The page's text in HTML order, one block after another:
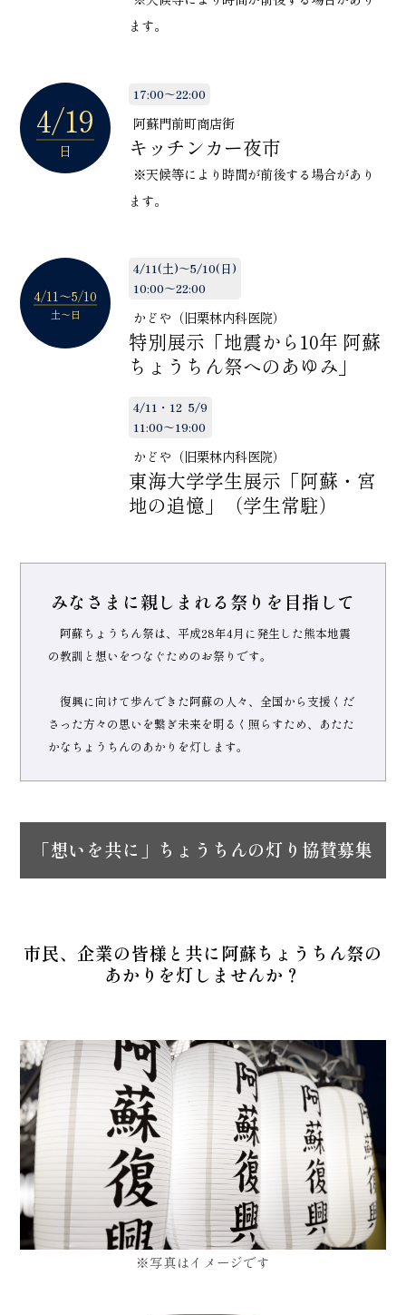
ます。
4/19
日
17:00～22:00
阿蘇門前町商店街
キッチンカー夜市
※天候等により時間が前後する場合があり
ます。
4/11〜5/10
土〜日
4/11(土)～5/10(日)
10:00～22:00
かどや（旧栗林内科医院）
特別展示「地震から10年 阿蘇
ちょうちん祭へのあゆみ」
4/11・12 5/9
11:00～19:00
かどや（旧栗林内科医院）
東海大学学生展示「阿蘇・宮
地の追憶」（学生常駐）
みなさまに親しまれる祭りを目指して
阿蘇ちょうちん祭は、平成28年4月に発生した熊本地震
の教訓と想いをつなぐためのお祭りです。
復興に向けて歩んできた阿蘇の人々、全国から支援くだ
さった方々の思いを繋ぎ未来を明るく照らすため、あたた
かなちょうちんのあかりを灯します。
「想いを共に」ちょうちんの灯り協賛募集
市民、企業の皆様と共に阿蘇ちょうちん祭の
あかりを灯しませんか？
写真はイメージです